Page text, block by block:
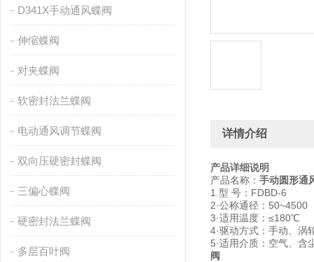
D341X手动通风蝶阀
伸缩蝶阀
对夹蝶阀
软密封法兰蝶阀
电动通风调节蝶阀
双向压硬密封蝶阀
三偏心蝶阀
硬密封法兰蝶阀
多层百叶阀
详情介绍
产品详细说明
产品名称： 手动圆形通
1.型 号：FDBD-6
2·公称通径：50~4500
3·适用温度：≤180℃
4·驱动方式：手动、涡
5·适用介质：空气、含
阀